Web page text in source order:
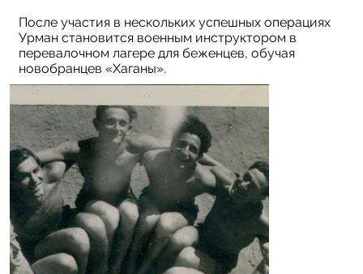
После участия в нескольких успешных операциях
Урман становится военным инструктором в
перевалочном лагере для беженцев, обучая
новобранцев «Хаганы».